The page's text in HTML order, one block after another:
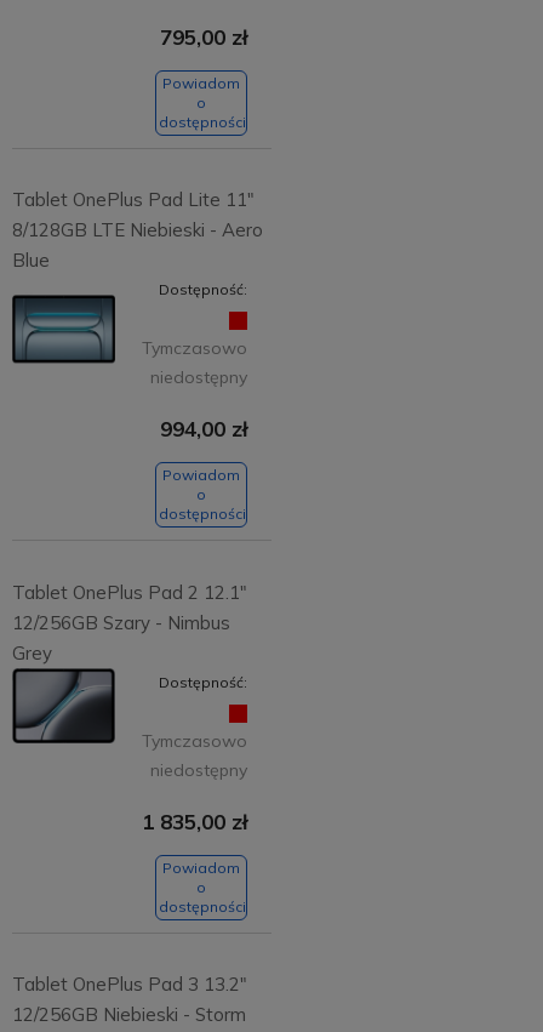
795,00 zł
Powiadom
o
dostępności
Tablet OnePlus Pad Lite 11"
8/128GB LTE Niebieski - Aero
Blue
Dostępność:
Tymczasowo
niedostępny
994,00 zł
Powiadom
o
dostępności
Tablet OnePlus Pad 2 12.1"
12/256GB Szary - Nimbus
Grey
Dostępność:
Tymczasowo
niedostępny
1 835,00 zł
Powiadom
o
dostępności
Tablet OnePlus Pad 3 13.2"
12/256GB Niebieski - Storm